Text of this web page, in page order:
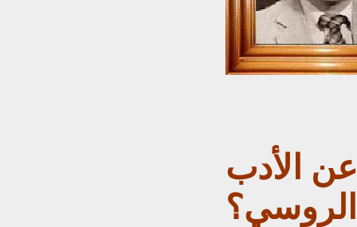
عن الأدب
الروسي؟